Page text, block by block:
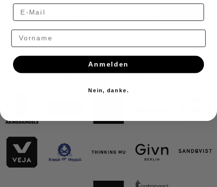
Vorname
E-Mail
Unsere Partner
Vorname
Anmelden
Nein, danke.